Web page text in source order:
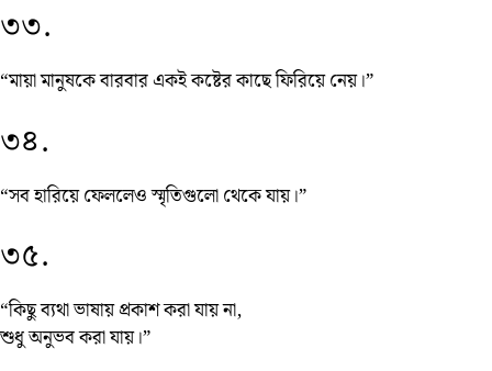
৩৩.
“মায়া মানুষকে বারবার একই কষ্টের কাছে ফিরিয়ে নেয়।”
৩৪.
“সব হারিয়ে ফেললেও স্মৃতিগুলো থেকে যায়।”
৩৫.
“কিছু ব্যথা ভাষায় প্রকাশ করা যায় না,
শুধু অনুভব করা যায়।”